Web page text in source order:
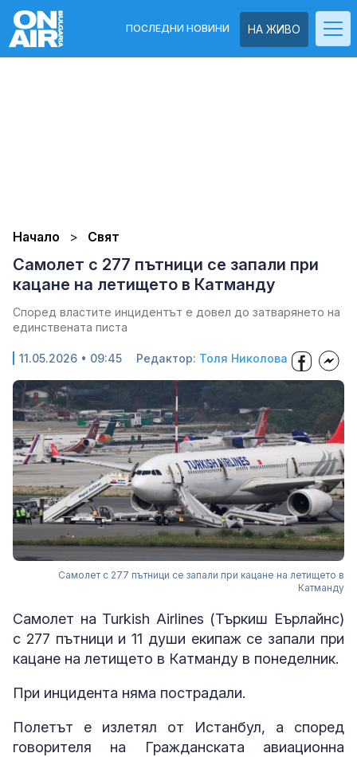
НА ЖИВО
ПОСЛЕДНИ НОВИНИ
Начало Свят
Самолет с 277 пътници се запали при
кацане на летището в Катманду
Според властите инцидентът е довел до затварянето на
единствената писта
11.05.2026 • 09:45 Редактор: Толя Николова
Самолет с 277 пътници се запали при кацане на летището в
Катманду
Самолет на Turkish Airlines (Търкиш Еърлайнс)
с 277 пътници и 11 души екипаж се запали при
кацане на летището в Катманду в понеделник.
При инцидента няма пострадали.
Полетът е излетял от Истанбул, а според
говорителя на Гражданската авиационна